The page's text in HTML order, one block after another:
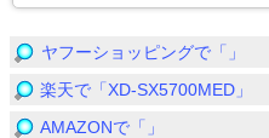
ヤフーショッピングで「」
楽天で「XD-SX5700MED」
AMAZONで「」